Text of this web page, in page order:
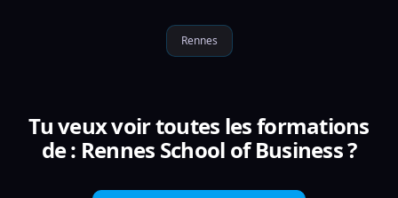
Rennes
Tu veux voir toutes les formations
de : Rennes School of Business ?